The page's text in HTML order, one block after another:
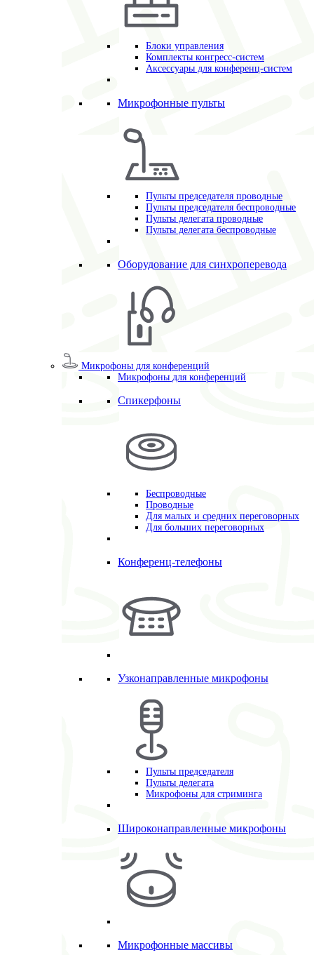
Блоки управления
Комплекты конгресс-систем
Аксессуары для конференц-систем
Микрофонные пульты
Пульты председателя проводные
Пульты председателя беспроводные
Пульты делегата проводные
Пульты делегата беспроводные
Оборудование для синхроперевода
Микрофоны для конференций
Микрофоны для конференций
Спикерфоны
Беспроводные
Проводные
Для малых и средних переговорных
Для больших переговорных
Конференц-телефоны
Узконаправленные микрофоны
Пульты председателя
Пульты делегата
Микрофоны для стриминга
Широконаправленные микрофоны
Микрофонные массивы